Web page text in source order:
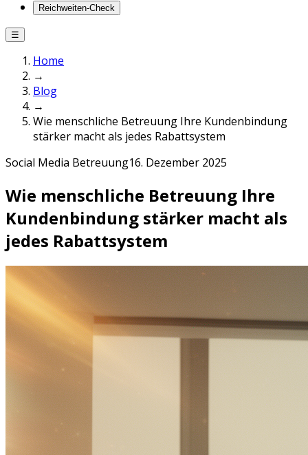
Reichweiten-Check
☰
Home
→
Blog
→
Wie menschliche Betreuung Ihre Kundenbindung
stärker macht als jedes Rabattsystem
Social Media Betreuung16. Dezember 2025
Wie menschliche Betreuung Ihre
Kundenbindung stärker macht als
jedes Rabattsystem